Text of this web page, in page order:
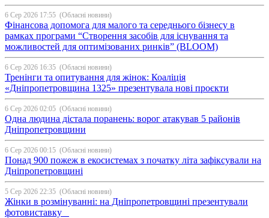
6 Сер 2026 17:55 (Обласні новини)
Фінансова допомога для малого та середнього бізнесу в
рамках програми “Створення засобів для існування та
можливостей для оптимізованих ринків” (BLOOM)
6 Сер 2026 16:35 (Обласні новини)
Тренінги та опитування для жінок: Коаліція
«Дніпропетровщина 1325» презентувала нові проєкти
6 Сер 2026 02:05 (Обласні новини)
Одна людина дістала поранень: ворог атакував 5 районів
Дніпропетровщини
6 Сер 2026 00:15 (Обласні новини)
Понад 900 пожеж в екосистемах з початку літа зафіксували на
Дніпропетровщині
5 Сер 2026 22:35 (Обласні новини)
Жінки в розмінуванні: на Дніпропетровщині презентували
фотовиставку